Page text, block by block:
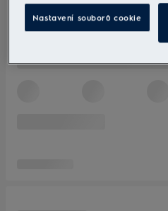
Nastavení souborů cookie